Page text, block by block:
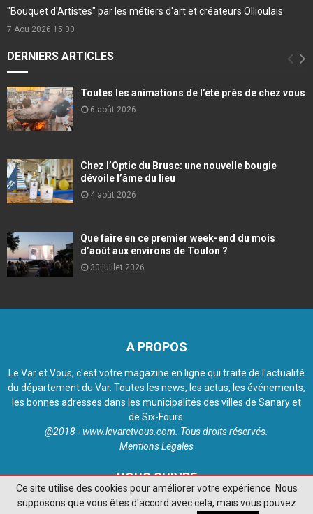
"Bouquet d'Artistes" par les métiers d'art et créateurs Ollioulais
7 Aou 2026 15:00
DERNIERS ARTICLES
Toutes les animations de l’été près de chez vous
6 août 2026
Chez l’Optic du Brusc: une nouvelle bougie
dévoile l’âme du lieu
4 août 2026
Que faire en ce premier week-end du mois
d’août aux environs de Toulon ?
30 juillet 2026
A PROPOS
Le Var et Vous, c'est votre magazine en ligne qui traite de l'actualité
du département du Var. Toutes les news, les actus, les événements,
les bonnes adresses dans les municipalités des villes de Sanary et
de Six-Fours.
@2018 - www.levaretvous.com. Tous droits réservés.
Mentions Légales
NOUS SUIVRE
Ce site utilise des cookies pour améliorer votre expérience. Nous
supposons que vous êtes d'accord avec cela, mais vous pouvez